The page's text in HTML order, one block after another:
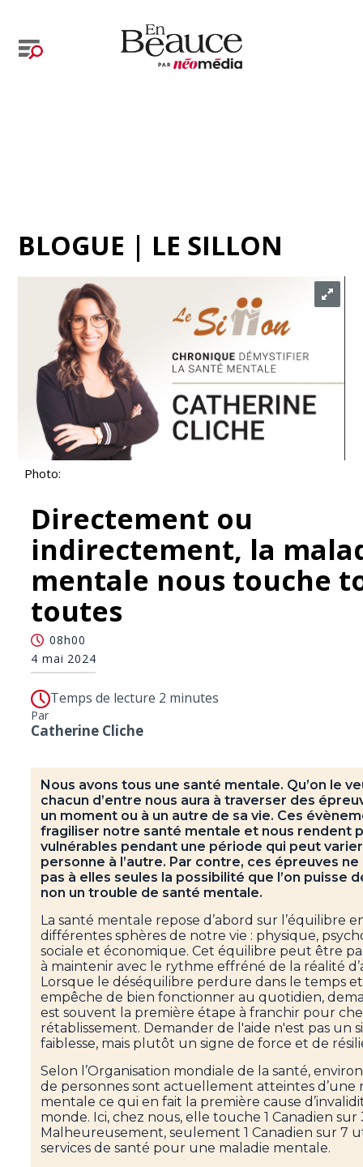
BLOGUE | LE SILLON
Photo:
Directement ou
indirectement, la
mentale nous touche
toutes
08h00
4 mai 2024
Temps de lecture 2 minutes
Par
Catherine Cliche
Nous avons tous une santé mentale. Qu’on le
chacun d’entre nous aura à traverser des
un moment ou à un autre de sa vie. Ces
fragiliser notre santé mentale et nous rendent
vulnérables pendant une période qui peut varier
personne à l’autre. Par contre, ces épreuves
pas à elles seules la possibilité que l’on puisse
non un trouble de santé mentale.
La santé mentale repose d’abord sur l’équilibre
différentes sphères de notre vie : physique,
sociale et économique. Cet équilibre peut être
à maintenir avec le rythme effréné de la réalité
Lorsque le déséquilibre perdure dans le temps
empêche de bien fonctionner au quotidien,
est souvent la première étape à franchir pour
rétablissement. Demander de l'aide n'est pas un
faiblesse, mais plutôt un signe de force et de
Selon l’Organisation mondiale de la santé,
de personnes sont actuellement atteintes d’une
mentale ce qui en fait la première cause
monde. Ici, chez nous, elle touche 1 Canadien sur
Malheureusement, seulement 1 Canadien sur 7
services de santé pour une maladie mentale.